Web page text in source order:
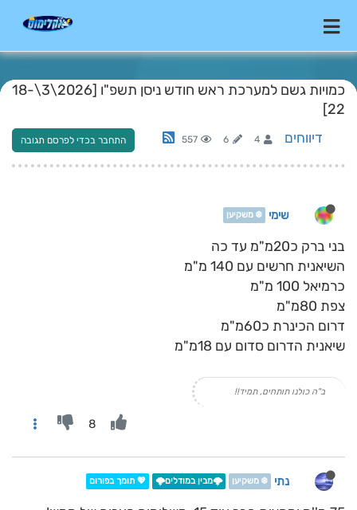
כמויות גשם למערכת ראש חודש ניסן תשפ"ו [2026\3\18-
22]
דיווחים 4
6
557 התחבר בכדי לפרסם תגובה
שימי ❄️ משקיען
בני ברק כ20מ"מ עד כה
השיאנית חרשים עם 140 מ"מ
כרמיאל 100 מ"מ
צפת 80מ"מ
דרום הכינרת כ60מ"מ
שיאנית הדרום סדום עם 18מ"מ
ב"ה כולנו תותחים, תמיד!!
8
נתי ❄️ משקיען 🌩️מבין במודלים🌩️ 💖 תומך בפורום